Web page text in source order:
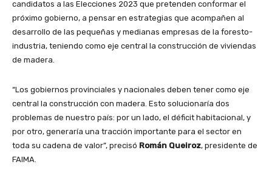
candidatos a las Elecciones 2023 que pretenden conformar el
próximo gobierno, a pensar en estrategias que acompañen al
desarrollo de las pequeñas y medianas empresas de la foresto-
industria, teniendo como eje central la construcción de viviendas
de madera.
“Los gobiernos provinciales y nacionales deben tener como eje
central la construcción con madera. Esto solucionaría dos
problemas de nuestro país: por un lado, el déficit habitacional, y
por otro, generaría una tracción importante para el sector en
toda su cadena de valor”, precisó Román Queiroz, presidente de
FAIMA.